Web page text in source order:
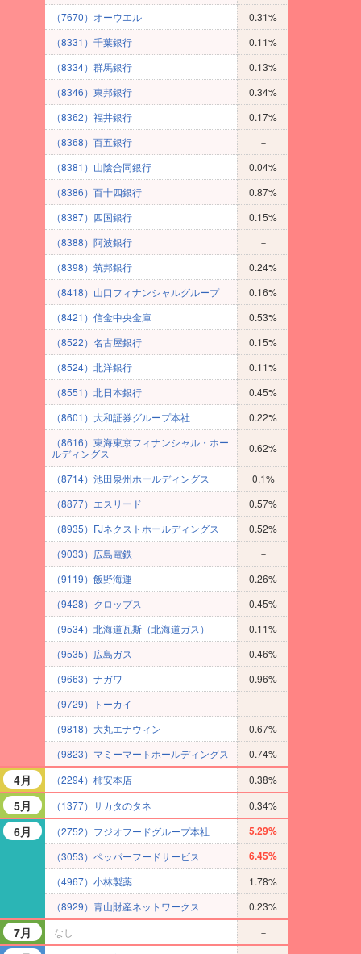
（7670）オーウエル
0.31%
（8331）千葉銀行
0.11%
（8334）群馬銀行
0.13%
（8346）東邦銀行
0.34%
（8362）福井銀行
0.17%
（8368）百五銀行
－
（8381）山陰合同銀行
0.04%
（8386）百十四銀行
0.87%
（8387）四国銀行
0.15%
（8388）阿波銀行
－
（8398）筑邦銀行
0.24%
（8418）山口フィナンシャルグループ
0.16%
（8421）信金中央金庫
0.53%
（8522）名古屋銀行
0.15%
（8524）北洋銀行
0.11%
（8551）北日本銀行
0.45%
（8601）大和証券グループ本社
0.22%
（8616）東海東京フィナンシャル・ホー
ルディングス
0.62%
（8714）池田泉州ホールディングス
0.1%
（8877）エスリード
0.57%
（8935）FJネクストホールディングス
0.52%
（9033）広島電鉄
－
（9119）飯野海運
0.26%
（9428）クロップス
0.45%
（9534）北海道瓦斯（北海道ガス）
0.11%
（9535）広島ガス
0.46%
（9663）ナガワ
0.96%
（9729）トーカイ
－
（9818）大丸エナウィン
0.67%
（9823）マミーマートホールディングス
0.74%
4月 （2294）柿安本店 0.38%
5月 （1377）サカタのタネ 0.34%
6月 （2752）フジオフードグループ本社 5.29%
（3053）ペッパーフードサービス 6.45%
（4967）小林製薬
1.78%
（8929）青山財産ネットワークス
0.23%
7月 なし －